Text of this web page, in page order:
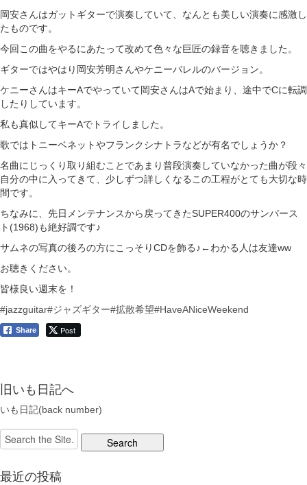
岡安さんはガットギターで演奏していて、なんとも美しい演奏に感激し
たものです。
今回この曲をやるにあたって改めて色々な巨匠の録音を聴きました。
ギターではやはり岡安芳明さんやケニーバレルのバージョン。
ケニーさんはキーAでやっていて岡安さんはAで始まり、途中でCに転調
したりしています。
私も真似してキーAでトライしました。
歌ではトニーベネットやフランクシナトラなどが有名でしょうか？
名曲にじっくり取り組むことであまり普段演奏していなかった曲が段々
自分の中に入ってきて、少しずつ詳しくなるこの工程がとても大切な時
間です。
ちなみに、先日メンテナンスから戻ってきたSUPER400のサンバース
ト(1968)も絶好調です♪
サムネの写真の後ろの方にこっそりCDを飾る♪←わかる人は友達ww
お聴きください。
皆様良い週末を！
#jazzguitar#ジャズギター#拡散希望#HaveANiceWeekend
Share Post
旧いも日記へ
いも日記(back number)
Search
for:
最近の投稿